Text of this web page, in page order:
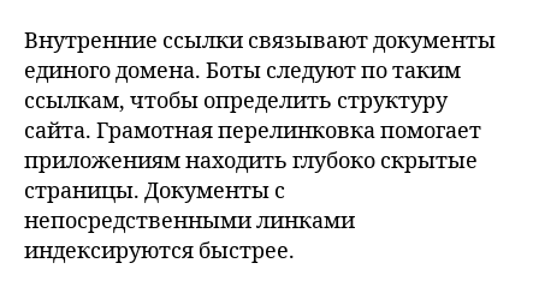
Внутренние ссылки связывают документы
единого домена. Боты следуют по таким
ссылкам, чтобы определить структуру
сайта. Грамотная перелинковка помогает
приложениям находить глубоко скрытые
страницы. Документы с
непосредственными линками
индексируются быстрее.